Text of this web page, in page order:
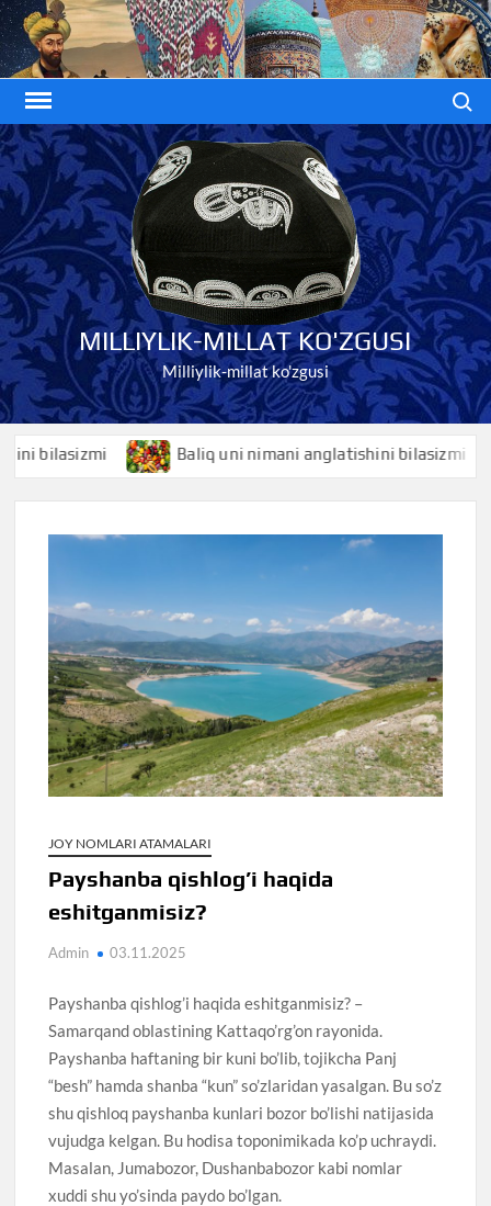
Skip
to
content
MILLIYLIK-MILLAT KO'ZGUSI
Milliylik-millat ko'zgusi
Baliq uni nimani anglatishini bilasizmi
JOY NOMLARI ATAMALARI
Payshanba qishlog’i haqida
eshitganmisiz?
Admin 03.11.2025
Payshanba qishlog’i haqida eshitganmisiz? –
Samarqand oblastining Kattaqo’rg’on rayonida.
Payshanba haftaning bir kuni bo’lib, tojikcha Panj
“besh” hamda shanba “kun” so’zlaridan yasalgan. Bu so’z
shu qishloq payshanba kunlari bozor bo’lishi natijasida
vujudga kelgan. Bu hodisa toponimikada ko’p uchraydi.
Masalan, Jumabozor, Dushanbabozor kabi nomlar
xuddi shu yo’sinda paydo bo’lgan.